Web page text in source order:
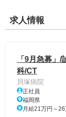
求人情報
「9月急募」
科/CT
貝塚病院
正社員
福岡県
月給21万円～26